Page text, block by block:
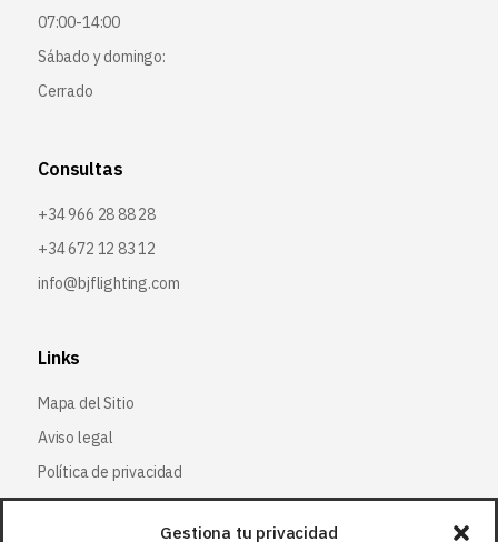
Gestiona tu privacidad
07:00-14:00
Sábado y domingo:
Cerrado
Consultas
+34 966 28 88 28
+34 672 12 83 12
info@bjflighting.com
Links
Mapa del Sitio
Aviso legal
Política de privacidad
Política de cookies